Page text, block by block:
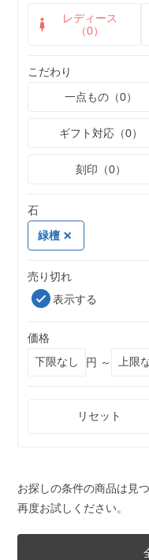
レディース
（0）
こだわり
一点もの（0）
ギフト対応（0）
刻印（0）
石
緑檀
売り切れ
表示する
価格
円 ～
リセット
お探しの条件の商品は見
再度お試しください。